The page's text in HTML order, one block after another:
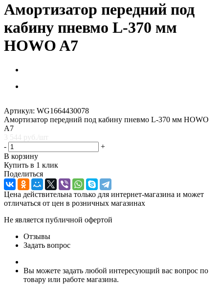
Амортизатор передний под
кабину пневмо L-370 мм
HOWO A7
Артикул: WG1664430078
Амортизатор передний под кабину пневмо L-370 мм HOWO
A7
3 544 руб.
/шт
-
+
В корзину
Купить в 1 клик
Поделиться
Цена действительна только для интернет-магазина и может
отличаться от цен в розничных магазинах
Не является публичной офертой
Отзывы
Задать вопрос
Вы можете задать любой интересующий вас вопрос по
товару или работе магазина.